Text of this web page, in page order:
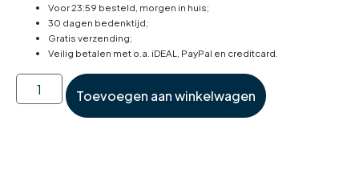
Voor 23:59 besteld, morgen in huis;
30 dagen bedenktijd;
Gratis verzending;
Veilig betalen met o.a. iDEAL, PayPal en creditcard.
Toevoegen aan winkelwagen